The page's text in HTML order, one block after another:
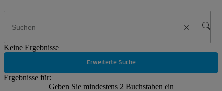
Keine Ergebnisse
Erweiterte Suche
Ergebnisse für:
Geben Sie mindestens 2 Buchstaben ein